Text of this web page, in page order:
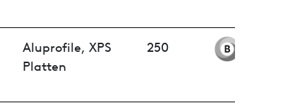
Aluprofile, XPS
Platten
250